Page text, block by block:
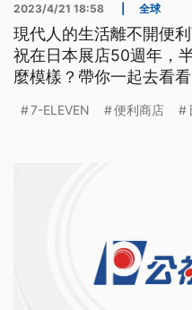
2023/4/21 18:58 全球
現代人的生活離不開便
祝在日本展店50週年，
麼模樣？帶你一起去看看
7-ELEVEN 便利商店